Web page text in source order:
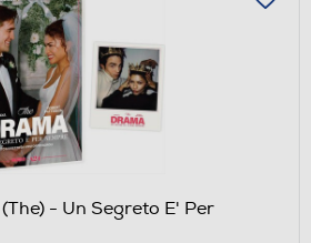
- Un Segreto E' Per